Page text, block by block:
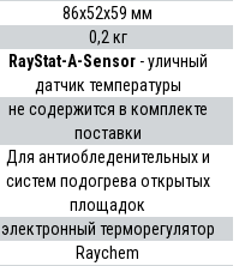
86х52х59 мм
0,2 кг
RayStat-A-Sensor- уличный
датчик температуры
не содержится в комплекте
поставки
Для антиобледенительных и
систем подогрева открытых
площадок
электронный терморегулятор
Raychem